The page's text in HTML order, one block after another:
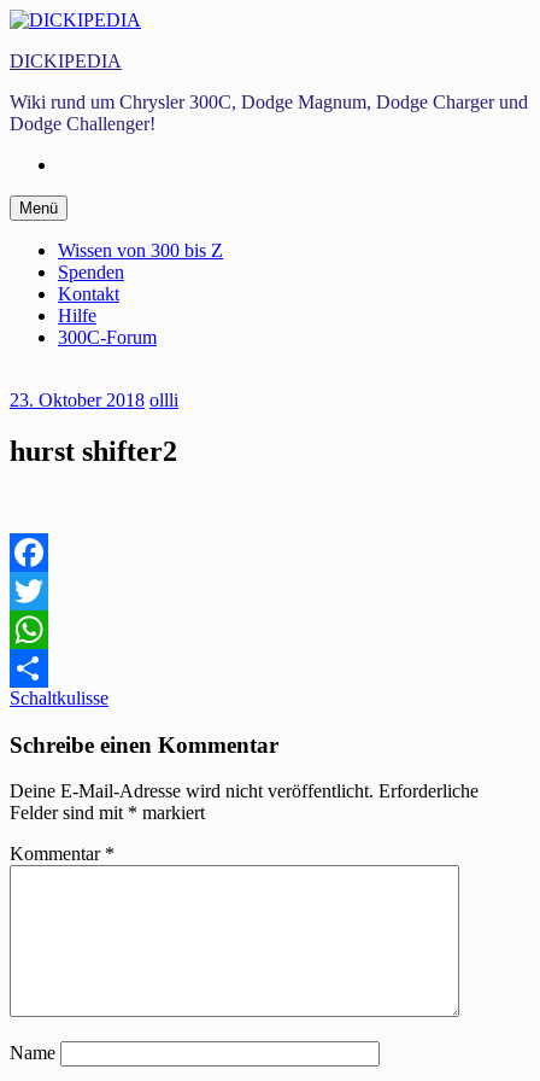
Zum
springen
DICKIPEDIA
Wiki rund um Chrysler 300C, Dodge Magnum, Dodge Charger und
Dodge Challenger!
Menü Zum
Inhalt
springen
Wissen von 300 bis Z
Spenden
Kontakt
Hilfe
300C-Forum
23. Oktober 2018 ollli
hurst shifter2
Facebook
Twitter
WhatsApp
Teilen
Beitragsnavigation
Schaltkulisse
Schreibe einen Kommentar
Deine E-Mail-Adresse wird nicht veröffentlicht. Erforderliche
Felder sind mit * markiert
Kommentar *
Name